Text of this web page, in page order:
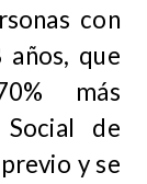
con
años, que
más
de
y se